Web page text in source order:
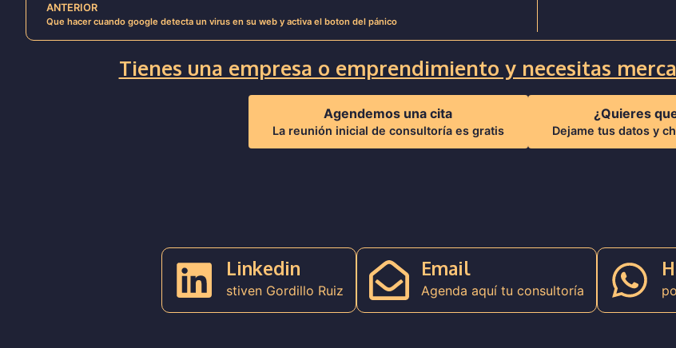
ANTERIOR
Que hacer cuando google detecta un virus en su web y activa el boton del pánico
Tienes una empresa o emprendimiento y necesitas
Agendemos una cita
La reunión inicial de consultoría es gratis
¿Quieres
Dejame tus datos y
Linkedin
stiven Gordillo Ruiz
Email
Agenda aquí tu consultoría